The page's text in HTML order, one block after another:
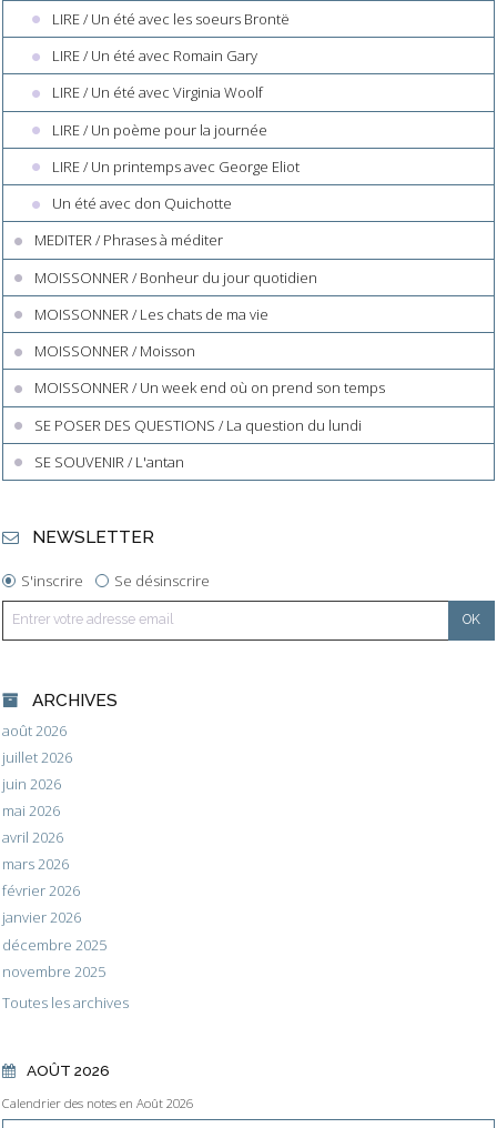
LIRE / Un été avec les soeurs Brontë
LIRE / Un été avec Romain Gary
LIRE / Un été avec Virginia Woolf
LIRE / Un poème pour la journée
LIRE / Un printemps avec George Eliot
Un été avec don Quichotte
MEDITER / Phrases à méditer
MOISSONNER / Bonheur du jour quotidien
MOISSONNER / Les chats de ma vie
MOISSONNER / Moisson
MOISSONNER / Un week end où on prend son temps
SE POSER DES QUESTIONS / La question du lundi
SE SOUVENIR / L'antan
NEWSLETTER
S'inscrire Se désinscrire
ARCHIVES
août 2026
juillet 2026
juin 2026
mai 2026
avril 2026
mars 2026
février 2026
janvier 2026
décembre 2025
novembre 2025
Toutes les archives
AOÛT 2026
Calendrier des notes en Août 2026